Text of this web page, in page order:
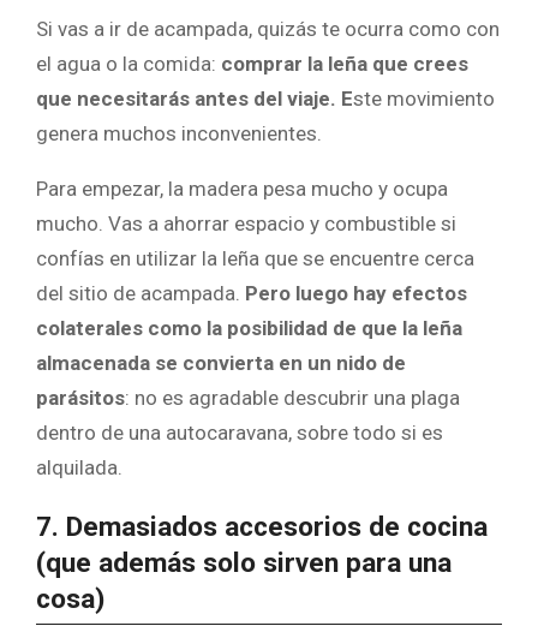
Si vas a ir de acampada, quizás te ocurra como con
el agua o la comida: comprar la leña que crees
que necesitarás antes del viaje. Este movimiento
genera muchos inconvenientes.
Para empezar, la madera pesa mucho y ocupa
mucho. Vas a ahorrar espacio y combustible si
confías en utilizar la leña que se encuentre cerca
del sitio de acampada. Pero luego hay efectos
colaterales como la posibilidad de que la leña
almacenada se convierta en un nido de
parásitos: no es agradable descubrir una plaga
dentro de una autocaravana, sobre todo si es
alquilada.
7. Demasiados accesorios de cocina
(que además solo sirven para una
cosa)